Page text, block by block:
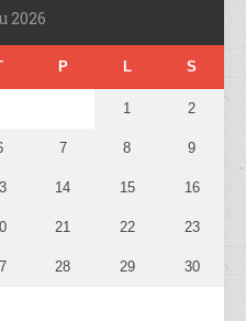
2026
P L S
1 2
7 8 9
14 15 16
21 22 23
28 29 30